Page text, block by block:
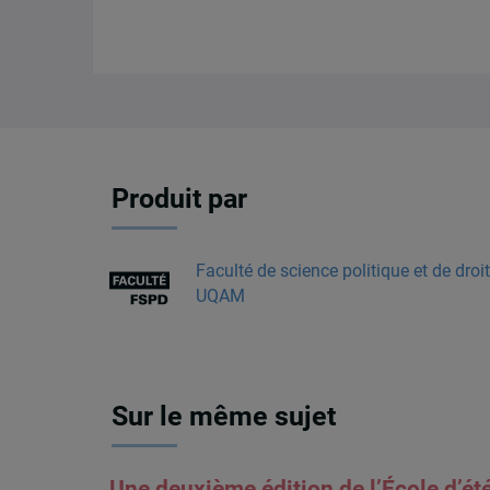
Produit par
Faculté de science politique et de
UQAM
Sur le même sujet